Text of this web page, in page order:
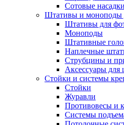
Сотовые насадки
Штативы и моноподы
Штативы для
Моноподы
Штативные
Наплечные
Струбцины и
Аксессуары для
Стойки и системы
Стойки
Журавли
Противовесы и
Системы